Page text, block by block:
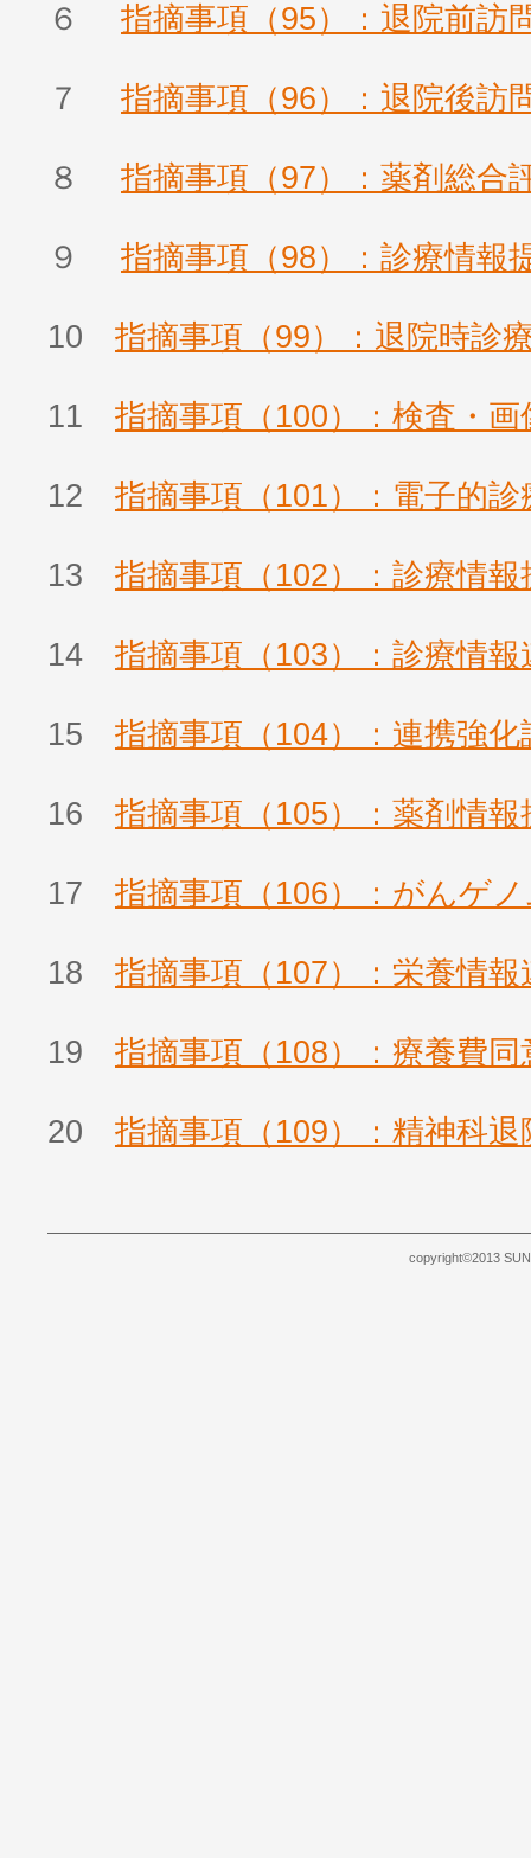
６ 指摘事項（95）：退院前訪
７ 指摘事項（96）：退院後訪
８ 指摘事項（97）：薬剤総合
９ 指摘事項（98）：診療情報
10 指摘事項（99）：退院時診
11 指摘事項（100）：検査・
12 指摘事項（101）：電子的
13 指摘事項（102）：診療情
14 指摘事項（103）：診療情報
15 指摘事項（104）：連携強
16 指摘事項（105）：薬剤情報
17 指摘事項（106）：がんゲ
18 指摘事項（107）：栄養情報
19 指摘事項（108）：療養費同
20 指摘事項（109）：精神科
copyright©2013